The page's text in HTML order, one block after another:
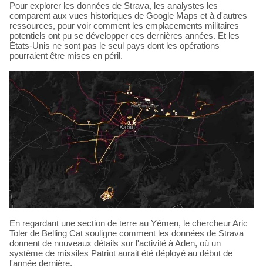
Pour explorer les données de Strava, les analystes les
comparent aux vues historiques de Google Maps et à d'autres
ressources, pour voir comment les emplacements militaires
potentiels ont pu se développer ces dernières années. Et les
États-Unis ne sont pas le seul pays dont les opérations
pourraient être mises en péril.
En regardant une section de terre au Yémen, le chercheur Aric
Toler de Belling Cat souligne comment les données de Strava
donnent de nouveaux détails sur l'activité à Aden, où un
système de missiles Patriot aurait été déployé au début de
l'année dernière.